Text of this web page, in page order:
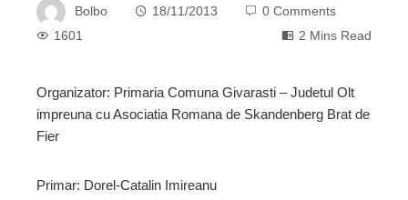
Bolbo 18/11/2013
0 Comments
1601
2 Mins Read
Organizator: Primaria Comuna Givarasti – Judetul Olt
impreuna cu Asociatia Romana de Skandenberg Brat de
Fier
Primar: Dorel-Catalin Imireanu